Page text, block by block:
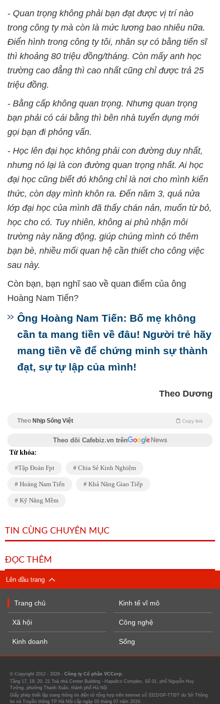
- Quan trọng không phải bạn đạt được vị trí nào
trong công ty mà còn là mức lương bao nhiêu nữa.
Điển hình trong công ty tôi, nhân sự có bằng tiến sĩ
thì khoảng 80 triệu đồng/tháng. Còn mấy anh học
trường cao đẳng thì cao nhất cũng chỉ được trả 25
triệu đồng.
- Bằng cấp không quan trọng. Nhưng quan trọng
bạn phải có cái bằng thì bên nhà tuyển dụng mới
gọi bạn đi phỏng vấn.
- Học lên đại học không phải con đường duy nhất,
nhưng nó lại là con đường quan trọng nhất. Ai học
đại học cũng biết đó không chỉ là nơi cho mình kiến
thức, còn dạy mình khôn ra. Đến năm 3, quá nửa
lớp đại học của mình đã thấy chán nản, muốn từ bỏ,
học cho có. Tuy nhiên, không ai phủ nhận môi
trường này năng động, giúp chúng mình có thêm
bạn bè, nhiều mối quan hệ cần thiết cho công việc
sau này.
Còn bạn, bạn nghĩ sao về quan điểm của ông
Hoàng Nam Tiến?
Ông Hoàng Nam Tiến: Bố mẹ không
cần ta mang tiền về đâu! Người trẻ hãy
mang tiền về để chứng minh sự thành
đạt, sự tự lập của mình!
Theo Dương
Theo Nhịp Sống Việt Copy link
Theo dõi Cafebiz.vn trên
Từ khóa:
Tập Đoàn Fpt Chia Sẻ Kinh Nghiệm
Hoàng Nam Tiến Khả Năng Giao Tiếp
Kỹ Năng Mềm
TIN CÙNG CHUYÊN MỤC
ĐỌC THÊM
Lên đầu trang
Trang chủ
Xã hội
Kinh doanh
Kinh tế vĩ mô
Công nghệ
Sống
© Copyright 2012 - 2026 - Công ty Cổ phần VCCorp.
Tầng 17, 19, 20, 21 Toà nhà Center Building - Hapulico Complex, Số 01, phố Nguyễn Huy
Tưởng, phường Thanh Xuân, thành phố Hà Nội
Giấy phép thiết lập trang thông tin điện tử tổng hợp trên internet số 3321/GP-TTĐT do Sở Thông
tin và Truyền thông TP Hà Nội cấp ngày 03 tháng 07 năm 2019.